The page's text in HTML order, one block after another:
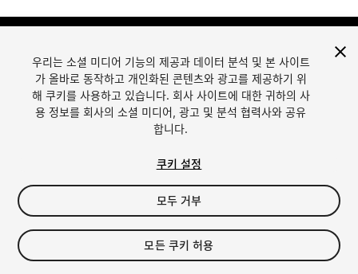
한국어
日本語
Unity에서 에셋 판매
Sell Assets
에셋 스토어 툴
퍼블리셔 로그인
자주 묻는 질문
우리는 소셜 미디어 기능의 제공과 데이터 분석 및 본 사이트
가 올바로 동작하고 개인화된 콘텐츠와 광고를 제공하기 위
해 쿠키를 사용하고 있습니다. 회사 사이트에 대한 귀하의 사
용 정보를 회사의 소셜 미디어, 광고 및 분석 협력사와 공유
합니다.
쿠키 설정
모두 거부
모든 쿠키 허용